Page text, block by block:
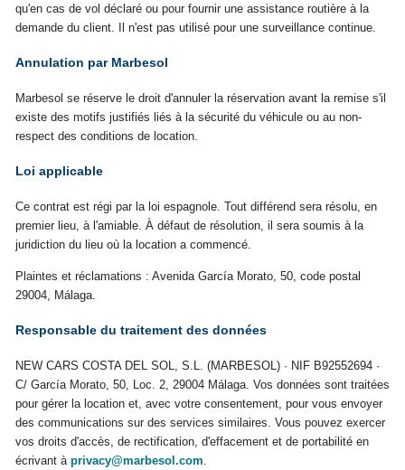
qu'en cas de vol déclaré ou pour fournir une assistance routière à la
demande du client. Il n'est pas utilisé pour une surveillance continue.
Annulation par Marbesol
Marbesol se réserve le droit d'annuler la réservation avant la remise s'il
existe des motifs justifiés liés à la sécurité du véhicule ou au non-
respect des conditions de location.
Loi applicable
Ce contrat est régi par la loi espagnole. Tout différend sera résolu, en
premier lieu, à l'amiable. À défaut de résolution, il sera soumis à la
juridiction du lieu où la location a commencé.
Plaintes et réclamations : Avenida García Morato, 50, code postal
29004, Málaga.
Responsable du traitement des données
NEW CARS COSTA DEL SOL, S.L. (MARBESOL) · NIF B92552694 ·
C/ García Morato, 50, Loc. 2, 29004 Málaga. Vos données sont traitées
pour gérer la location et, avec votre consentement, pour vous envoyer
des communications sur des services similaires. Vous pouvez exercer
vos droits d'accès, de rectification, d'effacement et de portabilité en
écrivant à privacy@marbesol.com.